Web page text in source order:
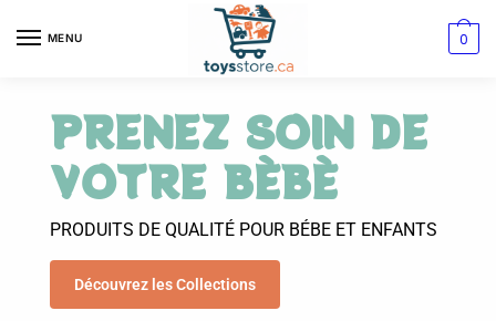
MENU 0
PRENEZ SOIN DE
VOTRE BÈBÈ
PRODUITS DE QUALITÉ POUR BÉBE ET ENFANTS
Découvrez les Collections